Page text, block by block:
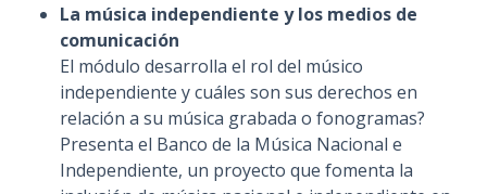
La música independiente y los medios de
comunicación
El módulo desarrolla el rol del músico
independiente y cuáles son sus derechos en
relación a su música grabada o fonogramas?
Presenta el Banco de la Música Nacional e
Independiente, un proyecto que fomenta la